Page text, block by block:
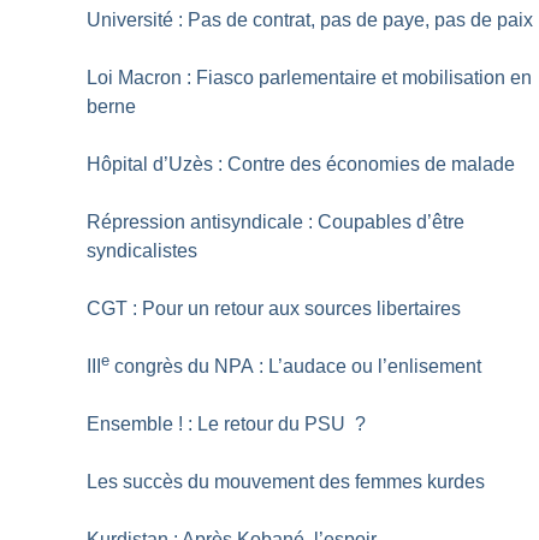
Université : Pas de contrat, pas de paye, pas de paix
Loi Macron : Fiasco parlementaire et mobilisation en
berne
Hôpital d’Uzès : Contre des économies de malade
Répression antisyndicale : Coupables d’être
syndicalistes
CGT : Pour un retour aux sources libertaires
IIIe congrès du NPA : L’audace ou l’enlisement
Ensemble ! : Le retour du PSU ?
Les succès du mouvement des femmes kurdes